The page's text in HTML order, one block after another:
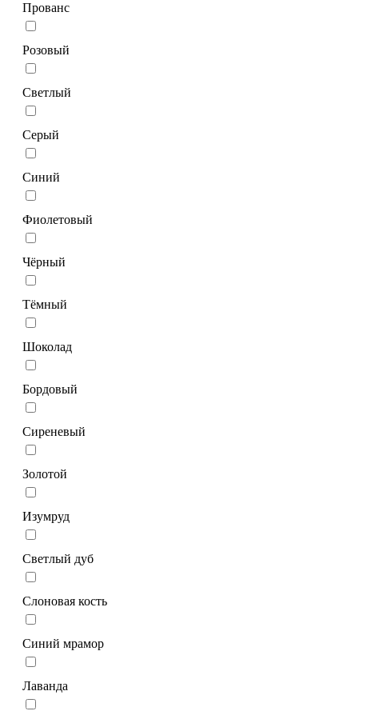
Прованс
Розовый
Светлый
Серый
Синий
Фиолетовый
Чёрный
Тёмный
Шоколад
Бордовый
Сиреневый
Золотой
Изумруд
Светлый дуб
Слоновая кость
Синий мрамор
Лаванда